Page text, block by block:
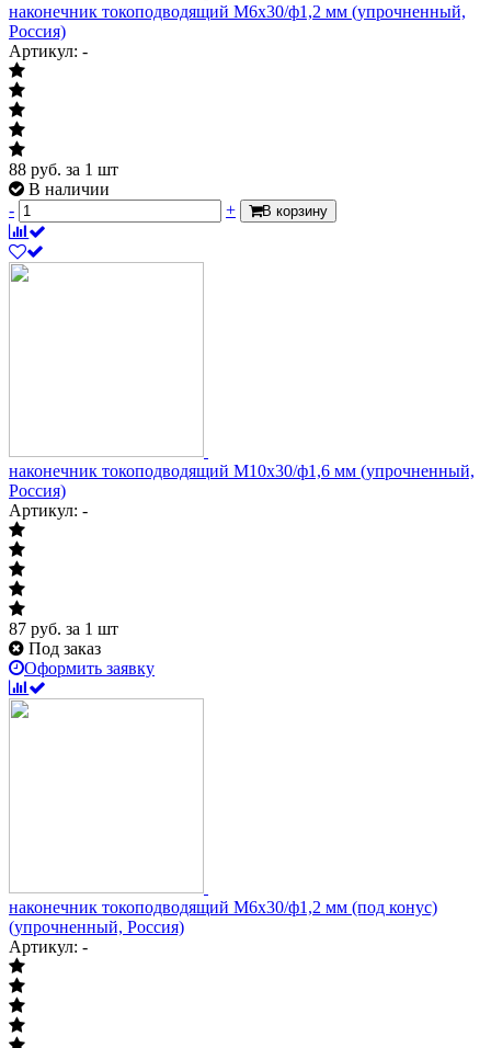
наконечник токоподводящий М6х30/ф1,2 мм (упрочненный,
Россия)
Артикул: -
88 руб. за 1 шт
В наличии
-
+ В корзину
наконечник токоподводящий М10х30/ф1,6 мм (упрочненный,
Россия)
Артикул: -
87 руб. за 1 шт
Под заказ
Оформить заявку
наконечник токоподводящий М6х30/ф1,2 мм (под конус)
(упрочненный, Россия)
Артикул: -